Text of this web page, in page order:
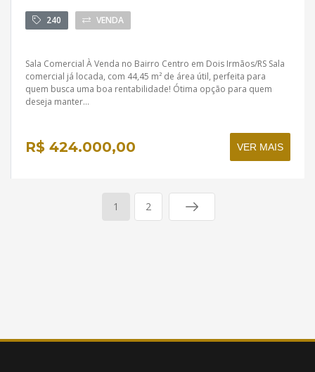
240 VENDA
Sala Comercial À Venda no Bairro Centro em Dois Irmãos/RS Sala
comercial já locada, com 44,45 m² de área útil, perfeita para
quem busca uma boa rentabilidade! Ótima opção para quem
deseja manter...
R$ 424.000,00 VER MAIS
1 2